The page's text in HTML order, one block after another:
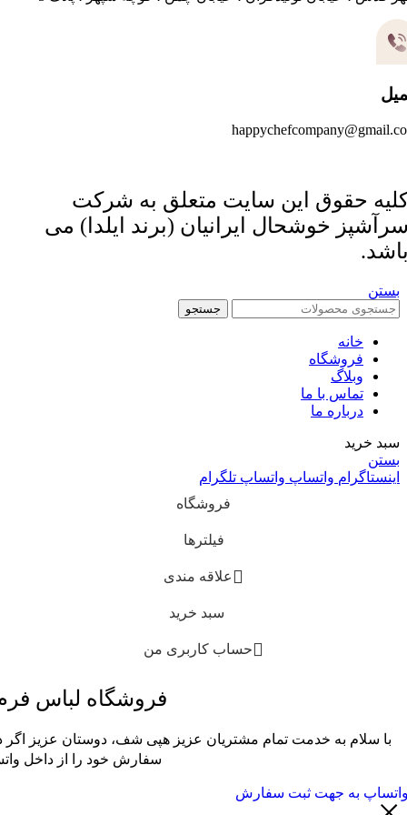
حقوق این سایت متعلق به شرکت
خوشحال ایرانیان (برند ایلدا) می
بستن
جستجو
خانه
فروشگاه
وبلاگ
تماس با ما
درباره ما
سبد خرید
بستن
اینستاگرام واتساپ واتساپ تلگرام
فروشگاه
فیلترها
علاقه مندی
سبد خرید
حساب کاربری من
فروشگاه لباس
با سلام به خدمت تمام مشتریان عزیز هپی شف، دوستان عزیز اگر
سفارش خود را از داخل
به جهت ثبت سفارش